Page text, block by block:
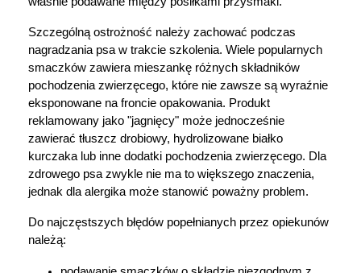
Szczególną ostrożność należy zachować podczas
nagradzania psa w trakcie szkolenia. Wiele popularnych
smaczków zawiera mieszankę różnych składników
pochodzenia zwierzęcego, które nie zawsze są wyraźnie
eksponowane na froncie opakowania. Produkt
reklamowany jako "jagnięcy" może jednocześnie
zawierać tłuszcz drobiowy, hydrolizowane białko
kurczaka lub inne dodatki pochodzenia zwierzęcego. Dla
zdrowego psa zwykle nie ma to większego znaczenia,
jednak dla alergika może stanowić poważny problem.
Do najczęstszych błędów popełnianych przez opiekunów
należą: